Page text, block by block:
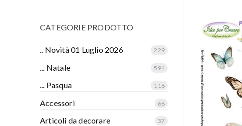
CATEGORIE PRODOTTO
.. Novità 01 Luglio 2026 229
... Natale 594
... Pasqua 116
Accessori 66
Articoli da decorare 37